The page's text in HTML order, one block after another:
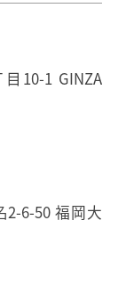
10-1 GINZA
2-6-50 福岡大